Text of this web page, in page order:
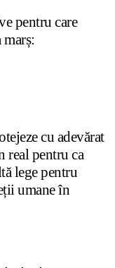
pentru care
cu adevărat
real pentru ca
lege pentru
umane în